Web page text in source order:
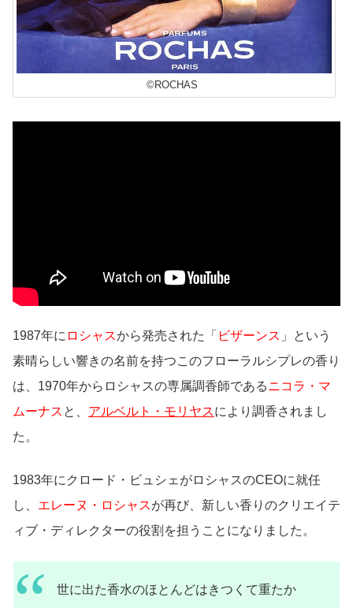
©ROCHAS
1987年に ロシャスから発売された「 ビザーンス 」という
素晴らしい響きの名前を持つこのフローラルシプレの香り
は、1970年からロシャスの専属調香師であるニコラ・マ
ムーナス と、 アルベルト・モリヤスにより調香されまし
た。
1983年にクロード・ビュシェがロシャスのCEOに就任
し、 エレーヌ・ロシャスが再び、新しい香りのクリエイテ
ィブ・ディレクターの役割を担うことになりました。
世に出た香水のほとんどはきつくて重たか